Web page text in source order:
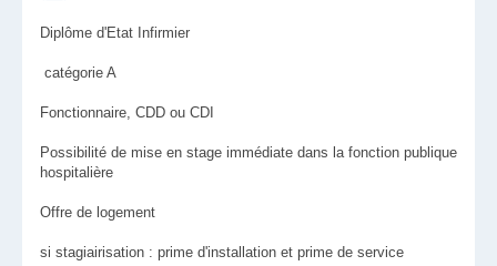
Diplôme d'Etat Infirmier
catégorie A
Fonctionnaire, CDD ou CDI
Possibilité de mise en stage immédiate dans la fonction publique
hospitalière
Offre de logement
si stagiairisation : prime d'installation et prime de service